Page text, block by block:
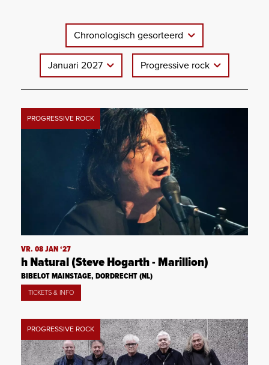
Chronologisch gesorteerd
Januari 2027 Progressive rock
PROGRESSIVE ROCK
VR. 08 JAN ‘27
h Natural (Steve Hogarth - Marillion)
BIBELOT MAINSTAGE, DORDRECHT (NL)
TICKETS & INFO
PROGRESSIVE ROCK